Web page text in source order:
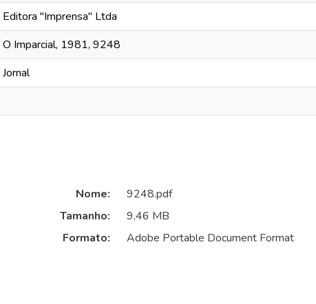
Editora "Imprensa" Ltda
O Imparcial, 1981, 9248
Jornal
Nome:
9248.pdf
Tamanho:
9,46 MB
Formato:
Adobe Portable Document Format